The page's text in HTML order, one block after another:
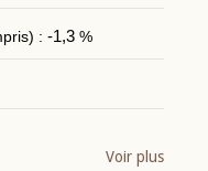
: -1,3%
Voir plus